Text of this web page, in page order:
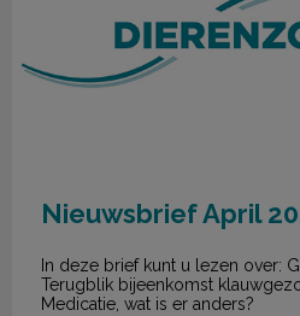
Nieuwsbrief April
In deze brief kunt u lezen over:
Terugblik bijeenkomst
Medicatie, wat is er anders?